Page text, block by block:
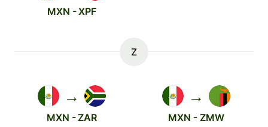
MXN - XPF
Z
→
MXN - ZAR
→
MXN - ZMW